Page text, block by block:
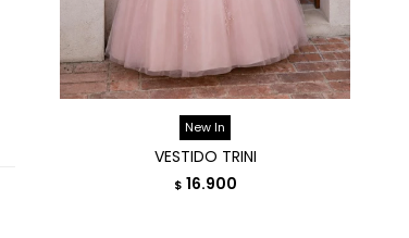
New In
VESTIDO TRINI
$ 16.900